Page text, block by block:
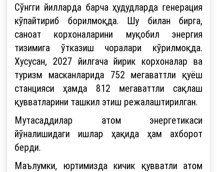
Сўнгги йилларда барча ҳудудларда генерация
кўпайтириб борилмоқда. Шу билан бирга,
саноат корхоналарини муқобил энергия
тизимига ўтказиш чоралари кўрилмоқда.
Хусусан, 2027 йилгача йирик корхоналар ва
туризм масканларида 752 мегаваттли қуёш
станцияси ҳамда 812 мегаваттли сақлаш
қувватларини ташкил этиш режалаштирилган.
Мутасаддилар атом энергетикаси
йўналишидаги ишлар ҳақида ҳам ахборот
берди.
Маълумки, юртимизда кичик қувватли атом